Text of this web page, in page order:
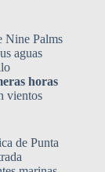
Nine Palms
aguas
horas
vientos
de Punta